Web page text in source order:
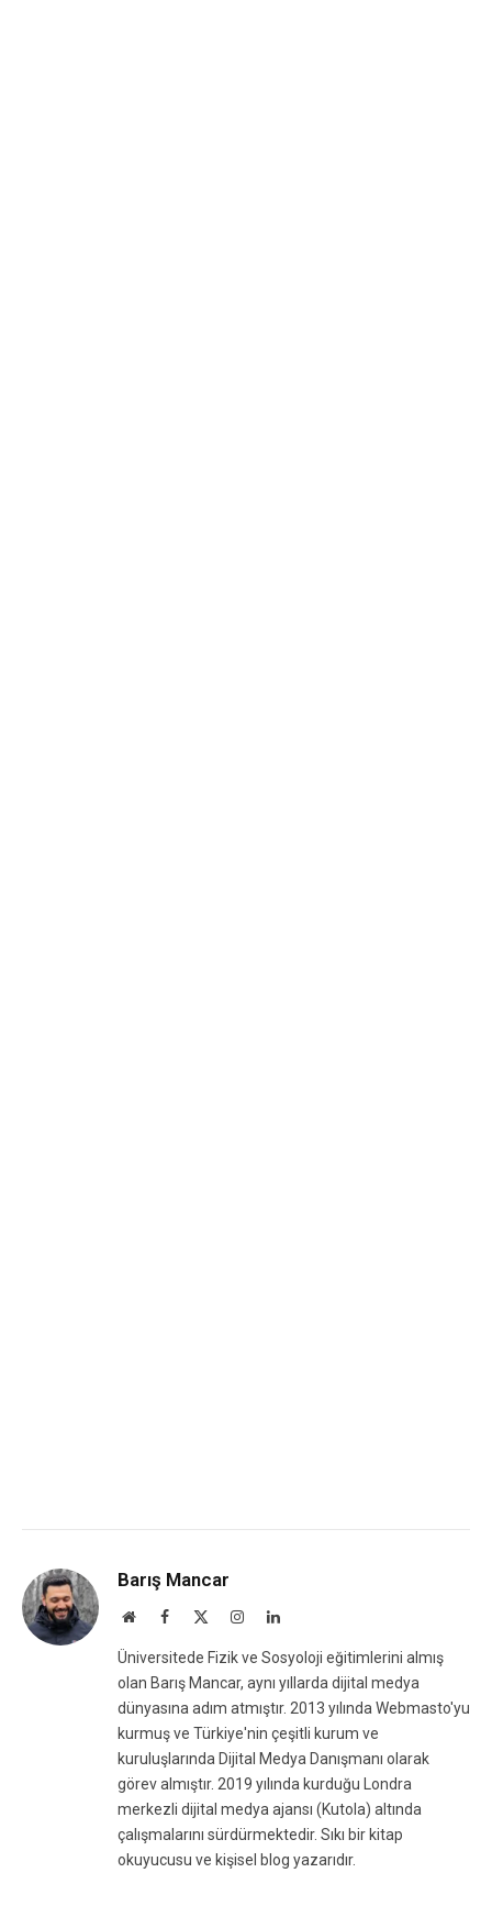
Barış Mancar
WebsiteFacebook InstagramLinkedIn
Üniversitede Fizik ve Sosyoloji eğitimlerini almış
olan Barış Mancar, aynı yıllarda dijital medya
dünyasına adım atmıştır. 2013 yılında Webmasto'yu
kurmuş ve Türkiye'nin çeşitli kurum ve
kuruluşlarında Dijital Medya Danışmanı olarak
görev almıştır. 2019 yılında kurduğu Londra
merkezli dijital medya ajansı (Kutola) altında
çalışmalarını sürdürmektedir. Sıkı bir kitap
okuyucusu ve kişisel blog yazarıdır.